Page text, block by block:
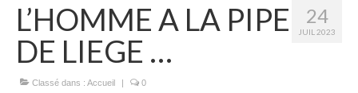
24
JUIL 2023
L’HOMME A LA PIPE
DE LIEGE …
Classé dans : Accueil | 0